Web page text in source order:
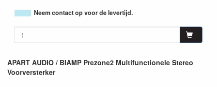
Neem contact op voor de levertijd.
APART AUDIO / BIAMP Prezone2 Multifunctionele Stereo
Voorversterker